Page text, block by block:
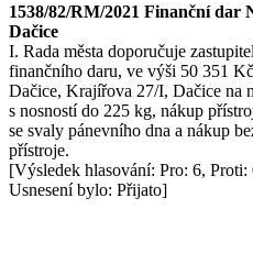
1538/82/RM/2021 Finanční dar
Dačice
I. Rada města doporučuje
finančního daru, ve výši 50 351
Dačice, Krajířova 27/I, Dačice na
s nosností do 225 kg, nákup
se svaly pánevního dna a nákup
přístroje.
[Výsledek hlasování: Pro: 6,
Usnesení bylo: Přijato]